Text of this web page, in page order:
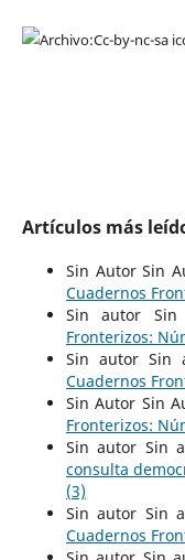
Artículos más
Sin Autor Sin
Cuadernos
Sin autor Sin
Fronterizos:
Sin autor Sin
Cuadernos
Sin Autor Sin
Fronterizos:
Sin autor Sin
consulta
(3)
Sin autor Sin
Cuadernos